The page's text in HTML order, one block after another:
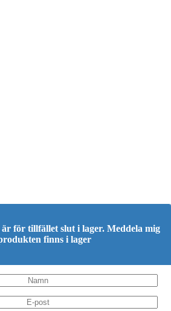
för tillfället slut i lager. Meddela mig
finns i lager